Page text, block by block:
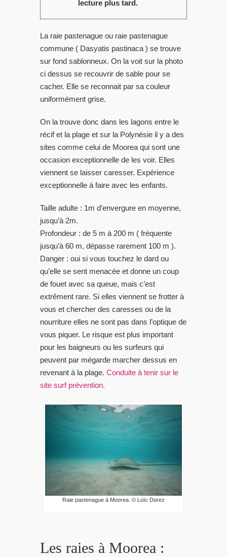
PHOTO
PORTFOLIOS
lecture plus tard.
La raie pastenague ou raie pastenague
commune ( Dasyatis pastinaca ) se trouve
sur fond sablonneux. On la voit sur la photo
ci dessus se recouvrir de sable pour se
cacher. Elle se reconnait par sa couleur
uniformément grise.
On la trouve donc dans les lagons entre le
récif et la plage et sur la Polynésie il y a des
sites comme celui de Moorea qui sont une
occasion exceptionnelle de les voir. Elles
viennent se laisser caresser. Expérience
exceptionnelle à faire avec les enfants.
Taille adulte : 1m d’envergure en moyenne,
jusqu’à 2m.
Profondeur : de 5 m à 200 m ( fréquente
jusqu’à 60 m, dépasse rarement 100 m ).
Danger : oui si vous touchez le dard ou
qu’elle se sent menacée et donne un coup
de fouet avec sa queue, mais c’est
extrêment rare. Si elles viennent se frotter à
vous et chercher des caresses ou de la
nourriture elles ne sont pas dans l’optique de
vous piquer. Le risque est plus important
pour les baigneurs ou les surfeurs qui
peuvent par mégarde marcher dessus en
revenant à la plage. Conduite à tenir sur le
site surf prévention.
Raie pastenague à Moorea. © Loïc Dorez
Les raies à Moorea :